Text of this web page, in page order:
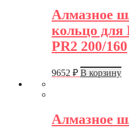
Алмазное
кольцо
PR2 200/160
9652 ₽ В корзину
Алмазное